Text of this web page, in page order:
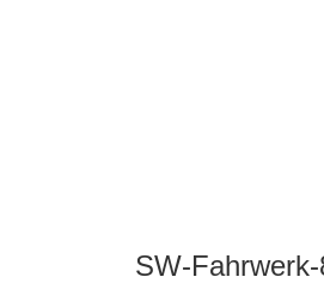
SW-